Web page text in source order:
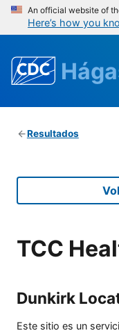
An official website of
Here’s how you
Resultados
TCC
Dunkirk
Este sitio es un